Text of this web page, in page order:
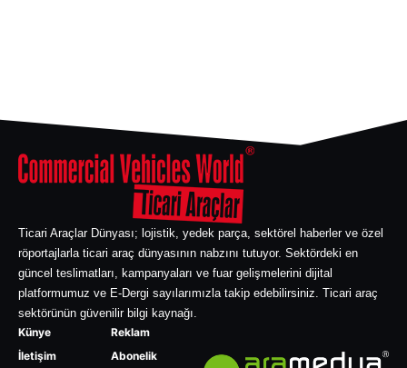
Ticari Araçlar Dünyası; lojistik, yedek parça, sektörel haberler ve özel
röportajlarla ticari araç dünyasının nabzını tutuyor. Sektördeki en
güncel teslimatları, kampanyaları ve fuar gelişmelerini dijital
platformumuz ve E-Dergi sayılarımızla takip edebilirsiniz. Ticari araç
sektörünün güvenilir bilgi kaynağı.
Künye
İletişim
Reklam
Abonelik